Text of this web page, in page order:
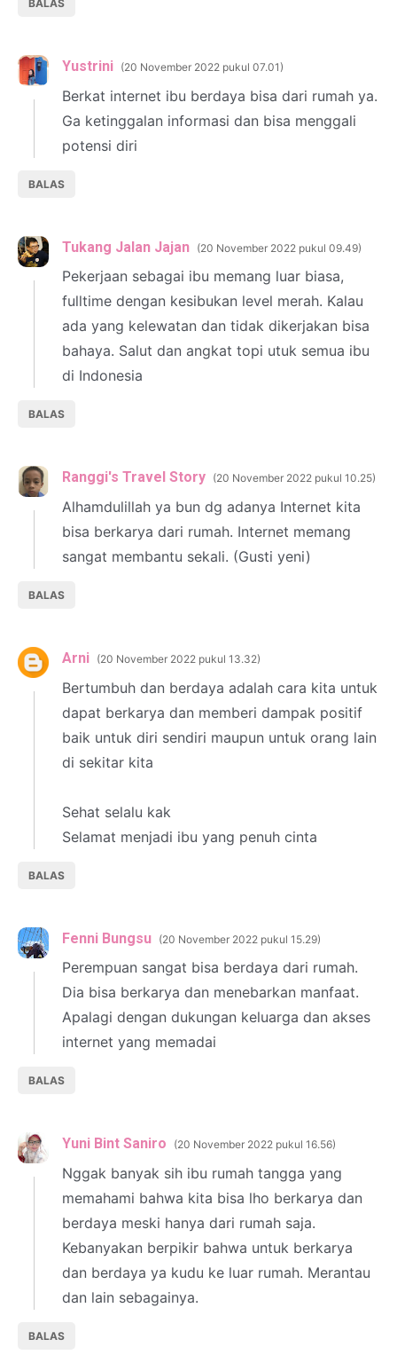
BALAS
Yustrini 20 November 2022 pukul 07.01
Berkat internet ibu berdaya bisa dari rumah ya.
Ga ketinggalan informasi dan bisa menggali
potensi diri
BALAS
Tukang Jalan Jajan 20 November 2022 pukul 09.49
Pekerjaan sebagai ibu memang luar biasa,
fulltime dengan kesibukan level merah. Kalau
ada yang kelewatan dan tidak dikerjakan bisa
bahaya. Salut dan angkat topi utuk semua ibu
di Indonesia
BALAS
Ranggi's Travel Story 20 November 2022 pukul 10.25
Alhamdulillah ya bun dg adanya Internet kita
bisa berkarya dari rumah. Internet memang
sangat membantu sekali. (Gusti yeni)
BALAS
Arni 20 November 2022 pukul 13.32
Bertumbuh dan berdaya adalah cara kita untuk
dapat berkarya dan memberi dampak positif
baik untuk diri sendiri maupun untuk orang lain
di sekitar kita
Sehat selalu kak
Selamat menjadi ibu yang penuh cinta
BALAS
Fenni Bungsu 20 November 2022 pukul 15.29
Perempuan sangat bisa berdaya dari rumah.
Dia bisa berkarya dan menebarkan manfaat.
Apalagi dengan dukungan keluarga dan akses
internet yang memadai
BALAS
Yuni Bint Saniro 20 November 2022 pukul 16.56
Nggak banyak sih ibu rumah tangga yang
memahami bahwa kita bisa lho berkarya dan
berdaya meski hanya dari rumah saja.
Kebanyakan berpikir bahwa untuk berkarya
dan berdaya ya kudu ke luar rumah. Merantau
dan lain sebagainya.
BALAS